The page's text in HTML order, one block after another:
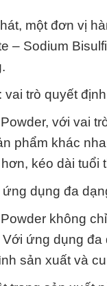
một đơn vị
– Sodium
trò quyết
với vai
phẩm khác
kéo dài tuổi
dụng đa
không
ứng dụng
sản xuất và